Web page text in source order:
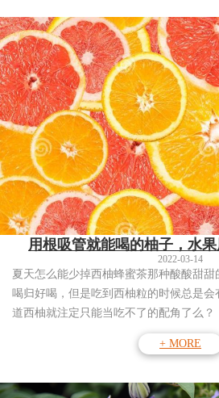
用根吸管就能喝的柚子，水果
2022-03-14
夏天怎么能少掉西柚蜂蜜茶那种酸酸甜
喝归好喝，但是吃到西柚粒的时候总是
道西柚就注定只能当吃不了的配角了么？
+ MORE